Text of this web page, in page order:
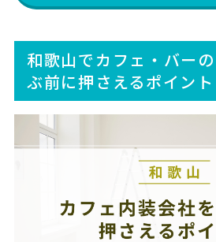
和歌山でカフェ・バー
ぶ前に押さえるポイント